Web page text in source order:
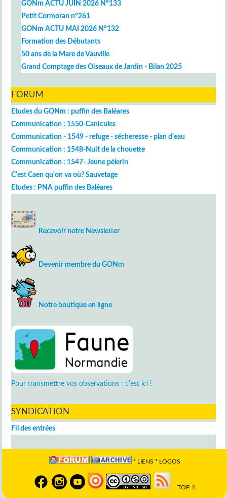
GONm ACTU JUIN 2026 N°133
Petit Cormoran n°261
GONm ACTU MAI 2026 N°132
Formation des Débutants
50 ans de la Mare de Vauville
Grand Comptage des Oiseaux de Jardin - Bilan 2025
FORUM
Etudes du GONm : puffin des Baléares
Communication : 1550-Canicules
Communication - 1549 - refuge - sécheresse - plan d'eau
Communication : 1548-Nuit de la chouette
Communication : 1547- Jeune pèlerin
C'est Caen qu'on va où? Sauvetage
Etudes : PNA puffin des Baléares
Recevoir notre Newsletter
Devenir membre du GONm
Notre boutique en ligne
Pour transmettre vos observations : c'est ici !
SYNDICATION
Fil des entrées
* LIENS * LOGOS
TOP ⇧